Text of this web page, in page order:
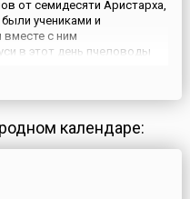
от семидесяти Аристарха,
учениками и
с ним
в этот день пчеловоды
календаре: